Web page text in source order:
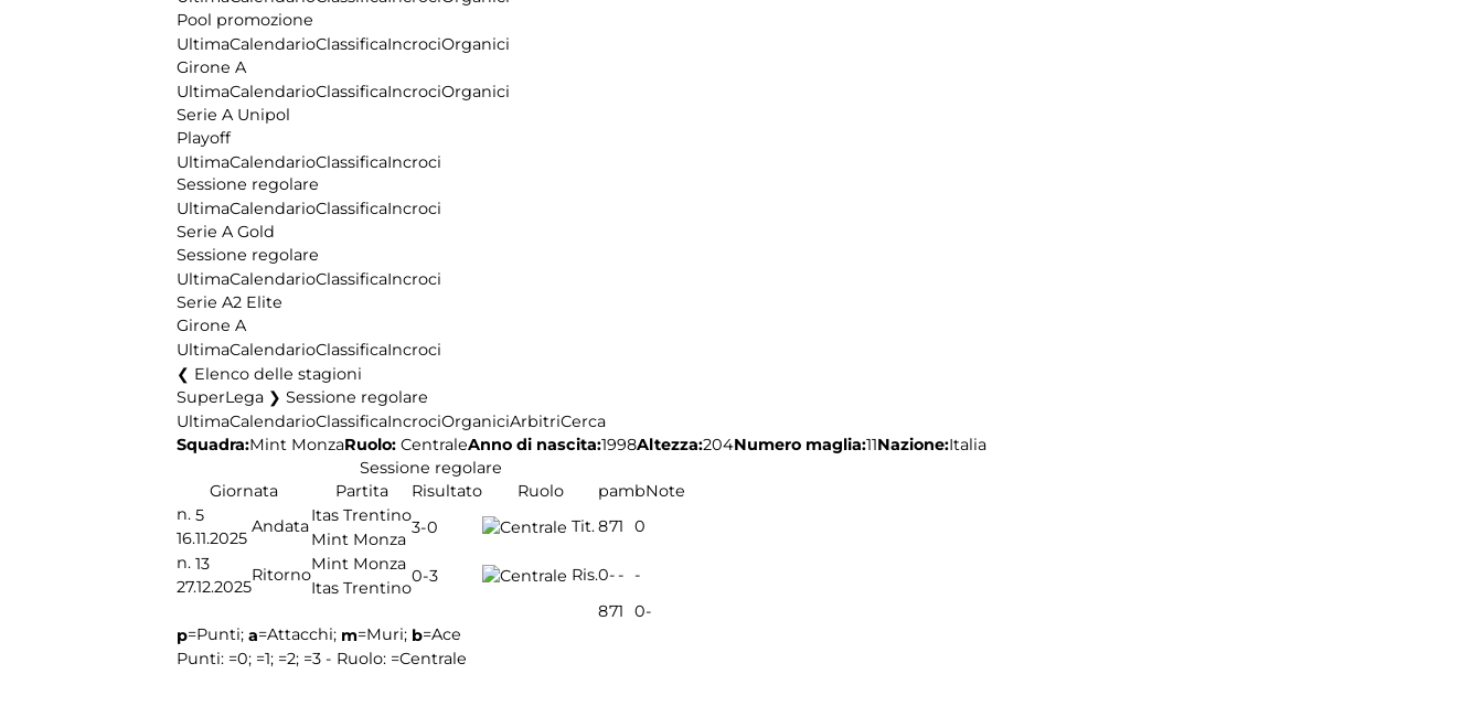
Pool promozione
UltimaCalendarioClassificaIncrociOrganici
Girone A
UltimaCalendarioClassificaIncrociOrganici
Serie A Unipol
Playoff
UltimaCalendarioClassificaIncroci
Sessione regolare
UltimaCalendarioClassificaIncroci
Serie A Gold
Sessione regolare
UltimaCalendarioClassificaIncroci
Serie A2 Elite
Girone A
UltimaCalendarioClassificaIncroci
Elenco delle stagioni
SuperLega ❯ Sessione regolare
UltimaCalendarioClassificaIncrociOrganiciArbitriCerca
Squadra:Mint MonzaRuolo: CentraleAnno di nascita:1998Altezza:204Numero maglia:11Nazione:Italia
Sessione regolare
Giornata
Partita Risultato Ruolo pambNote
n. 5
16.11.2025
Andata
Itas Trentino
Mint Monza
3-0 Tit.871
0
n. 13
27.12.2025
Ritorno
Mint Monza
Itas Trentino
0-3 Ris.0- -
-
871 0-
p=Punti; a=Attacchi; m=Muri; b=Ace
Punti: =0; =1; =2; =3 - Ruolo: =Centrale